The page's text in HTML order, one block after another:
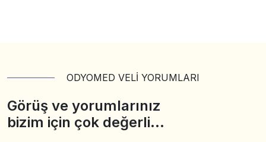
ODYOMED VELİ YORUMLARI
Görüş ve yorumlarınız
bizim için çok değerli…